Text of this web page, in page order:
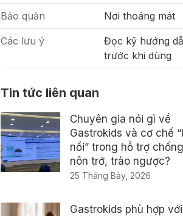
Bảo quản Nơi thoáng mát
Các lưu ý
Đọc kỹ hướng
trước khi dùng
Tin tức liên quan
Chuyên gia nói gì về
Gastrokids và cơ chế
nổi” trong hỗ trợ chống
nôn trớ, trào ngược?
25 Tháng Bảy, 2026
Gastrokids phù hợp với